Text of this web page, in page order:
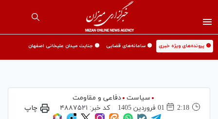
🟡 پرونده‌های ویژه خبری 🟡 سامانه‌های قضایی 🟡 جنایت میدان علیخانی اصفهان
سیاست
دفاعی و مقاومت
2:18
01 فروردين 1405 کد خبر: ۴۸۸۷۵۲۱ چاپ